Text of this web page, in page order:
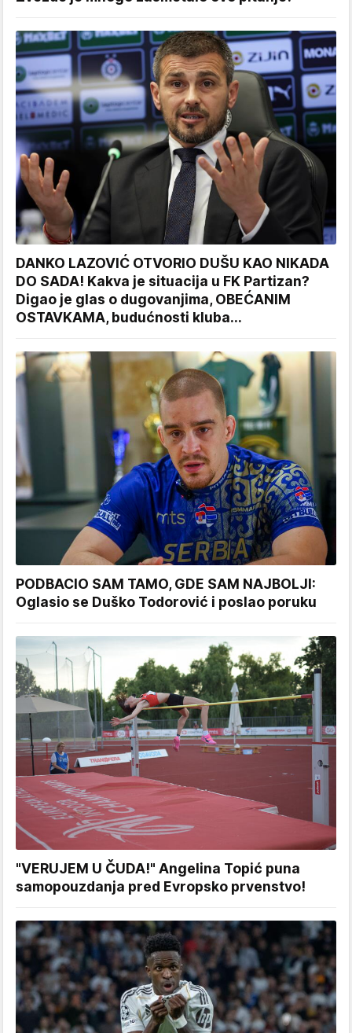
DANKO LAZOVIĆ OTVORIO DUŠU KAO NIKADA
DO SADA! Kakva je situacija u FK Partizan?
Digao je glas o dugovanjima, OBEĆANIM
OSTAVKAMA, budućnosti kluba...
PODBACIO SAM TAMO, GDE SAM NAJBOLJI:
Oglasio se Duško Todorović i poslao poruku
"VERUJEM U ČUDA!" Angelina Topić puna
samopouzdanja pred Evropsko prvenstvo!